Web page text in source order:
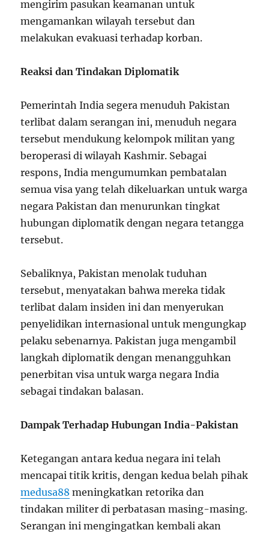
mengirim pasukan keamanan untuk
mengamankan wilayah tersebut dan
melakukan evakuasi terhadap korban.
Reaksi dan Tindakan Diplomatik
Pemerintah India segera menuduh Pakistan
terlibat dalam serangan ini, menuduh negara
tersebut mendukung kelompok militan yang
beroperasi di wilayah Kashmir. Sebagai
respons, India mengumumkan pembatalan
semua visa yang telah dikeluarkan untuk warga
negara Pakistan dan menurunkan tingkat
hubungan diplomatik dengan negara tetangga
tersebut.
Sebaliknya, Pakistan menolak tuduhan
tersebut, menyatakan bahwa mereka tidak
terlibat dalam insiden ini dan menyerukan
penyelidikan internasional untuk mengungkap
pelaku sebenarnya. Pakistan juga mengambil
langkah diplomatik dengan menangguhkan
penerbitan visa untuk warga negara India
sebagai tindakan balasan.
Dampak Terhadap Hubungan India-Pakistan
Ketegangan antara kedua negara ini telah
mencapai titik kritis, dengan kedua belah pihak
medusa88 meningkatkan retorika dan
tindakan militer di perbatasan masing-masing.
Serangan ini mengingatkan kembali akan